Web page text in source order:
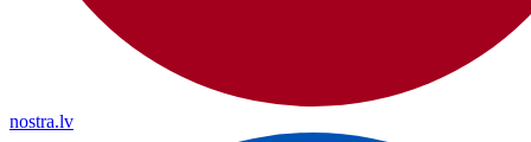
nostra.lv